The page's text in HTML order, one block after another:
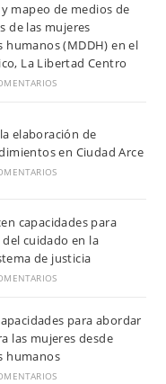
mapeo de medios de
de las mujeres
humanos (MDDH) en el
La Libertad Centro
elaboración de
en Ciudad Arce
capacidades para
cuidado en la
de justicia
para abordar
las mujeres desde
humanos